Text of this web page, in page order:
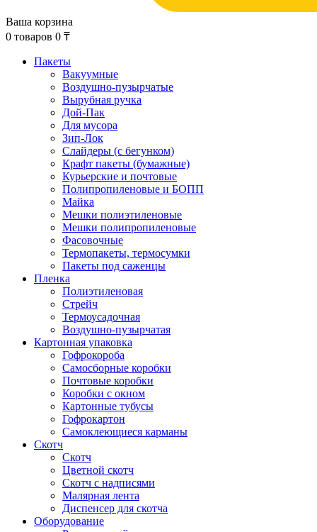
Ваша корзина
0 товаров 0 ₸
Пакеты
Вакуумные
Воздушно-пузырчатые
Вырубная ручка
Дой-Пак
Для мусора
Зип-Лок
Слайдеры (с бегунком)
Крафт пакеты (бумажные)
Курьерские и почтовые
Полипропиленовые и БОПП
Майка
Мешки полиэтиленовые
Мешки полипропиленовые
Фасовочные
Термопакеты, термосумки
Пакеты под саженцы
Пленка
Полиэтиленовая
Стрейч
Термоусадочная
Воздушно-пузырчатая
Картонная упаковка
Гофрокороба
Самосборные коробки
Почтовые коробки
Коробки с окном
Картонные тубусы
Гофрокартон
Самоклеющиеся карманы
Скотч
Скотч
Цветной скотч
Скотч с надписями
Малярная лента
Диспенсер для скотча
Оборудование